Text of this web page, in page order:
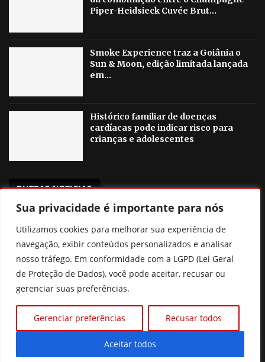
Sua privacidade é importante para nós
Utilizamos cookies para melhorar sua experiência de
navegação, exibir conteúdos personalizados e analisar
nosso tráfego. Em conformidade com a LGPD (Lei Geral
de Proteção de Dados), você pode aceitar, recusar ou
gerenciar suas preferências.
Gerenciar preferências Recusar todos
Aceitar todos
Piper-Heidsieck Cuvée Brut...
Smoke Experience traz a Goiânia o
Sun & Moon, edição limitada lançada
em...
Histórico familiar de doenças
cardíacas pode indicar risco para
crianças e adolescentes
OUTRAS NOTICIAS
contra a violência à mulher
Poliana Rocha elogia Zé Felipe e Neymar como pais
Prefeitura de Goiânia discute mudanças nas regras de
consignados para servidores
Xuxa revela que pensou em deixar o Brasil por
intolerância